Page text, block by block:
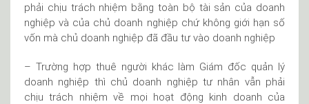
phải chịu trách nhiệm bằng toàn bộ tài sản của doanh
nghiệp và của chủ doanh nghiệp chứ không giới hạn số
vốn mà chủ doanh nghiệp đã đầu tư vào doanh nghiệp
– Trường hợp thuê người khác làm Giám đốc quản lý
doanh nghiệp thì chủ doanh nghiệp tư nhân vẫn phải
chịu trách nhiệm về mọi hoạt động kinh doanh của